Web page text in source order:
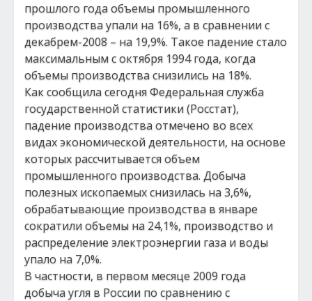
прошлого года объемы промышленного
производства упали на 16%, а в сравнении с
декабрем-2008 – на 19,9%. Такое падение стало
максимальным с октября 1994 года, когда
объемы производства снизились на 18%.
Как сообщила сегодня Федеральная служба
государственной статистики (Росстат),
падение производства отмечено во всех
видах экономической деятельности, на основе
которых рассчитывается объем
промышленного производства. Добыча
полезных ископаемых снизилась на 3,6%,
обрабатывающие производства в январе
сократили объемы на 24,1%, производство и
распределение электроэнергии газа и воды
упало на 7,0%.
В частности, в первом месяце 2009 года
добыча угля в России по сравнению с